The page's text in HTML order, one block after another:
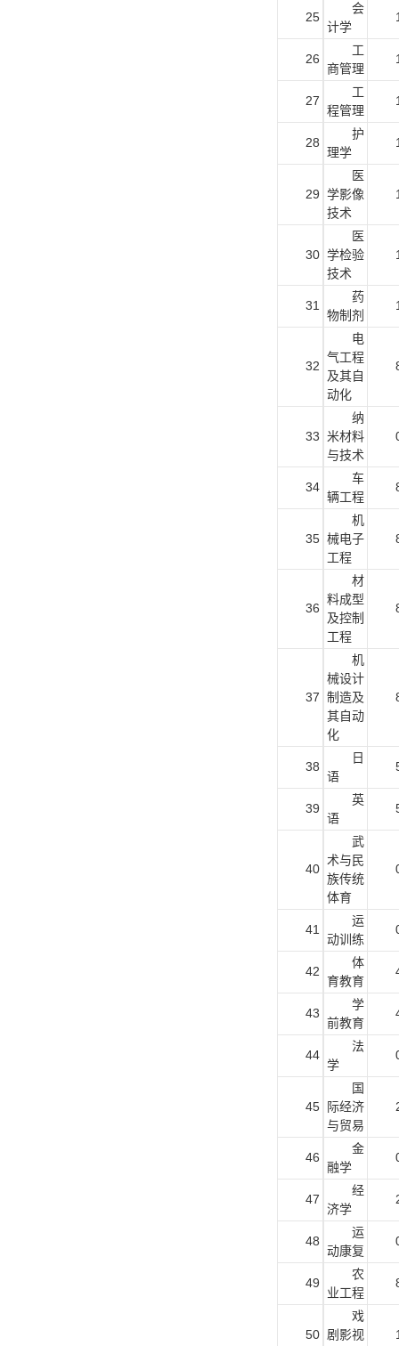
25
会
计学
26
工
商管理
27
工
程管理
28
护
理学
29
医
学影像
技术
30
医
学检验
技术
31
药
物制剂
32
电
气工程
及其自
动化
33
纳
米材料
与技术
34
车
辆工程
35
机
械电子
工程
36
材
料成型
及控制
工程
37
机
械设计
制造及
其自动
化
38
日
语
39
英
语
40
武
术与民
族传统
体育
41
运
动训练
42
体
育教育
43
学
前教育
44
法
学
45
国
际经济
与贸易
46
金
融学
47
经
济学
48
运
动康复
49
农
业工程
50
戏
剧影视